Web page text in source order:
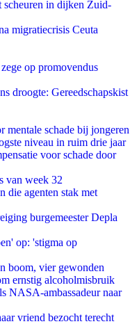
scheuren in dijken Zuid-
migratiecrisis Ceuta
op promovendus
droogte: Gereedschapskist
schade bij jongeren
niveau in ruim drie jaar
voor schade door
van week 32
die agenten stak met
burgemeester Depla
op: 'stigma op
boom, vier gewonden
ernstig alcoholmisbruik
NASA-ambassadeur naar
vriend bezocht terecht